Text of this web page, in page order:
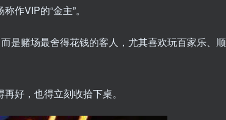
作VIP的“金主”。
赌场最舍得花钱的客人，尤其喜欢玩百家乐、顺
好，也得立刻收拾下桌。